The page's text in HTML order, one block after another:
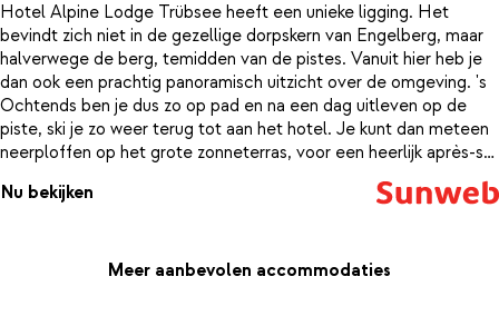
Hotel Alpine Lodge Trübsee heeft een unieke ligging. Het
bevindt zich niet in de gezellige dorpskern van Engelberg, maar
halverwege de berg, temidden van de pistes. Vanuit hier heb je
dan ook een prachtig panoramisch uitzicht over de omgeving. 's
Ochtends ben je dus zo op pad en na een dag uitleven op de
piste, ski je zo weer terug tot aan het hotel. Je kunt dan meteen
neerploffen op het grote zonneterras, voor een heerlijk après-ski
drankje. De kamers zijn modern ingericht, maar met een knipoog
naar het verleden. Ook de gezellige koeienprints en foto's vind je
sauna. Zo begin je de volgende dag weer fit aan je eerste
Nu bekijken
Meer aanbevolen accommodaties